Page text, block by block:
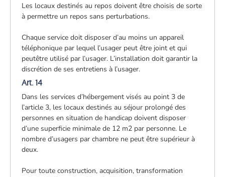
Les locaux destinés au repos doivent être choisis de sorte
à permettre un repos sans perturbations.
Chaque service doit disposer d’au moins un appareil
téléphonique par lequel l’usager peut être joint et qui
peutêtre utilisé par l’usager. L’installation doit garantir la
discrétion de ses entretiens à l’usager.
Art. 14
Dans les services d’hébergement visés au point 3 de
l’article 3, les locaux destinés au séjour prolongé des
personnes en situation de handicap doivent disposer
d’une superficie minimale de 12 m2 par personne. Le
nombre d’usagers par chambre ne peut être supérieur à
deux.
Pour toute construction, acquisition, transformation